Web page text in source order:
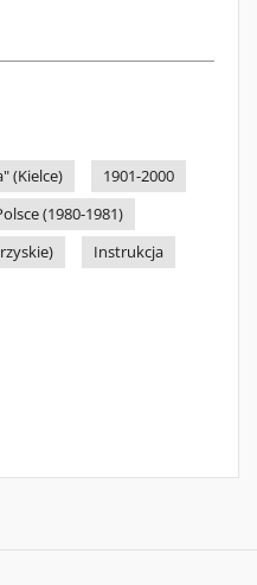
(Kielce)
1901-2000
(1980-1981)
Instrukcja